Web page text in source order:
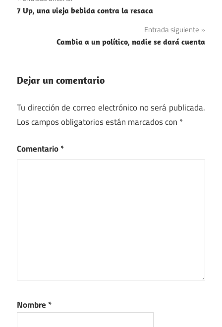
de
entradas
7 Up, una vieja bebida contra la resaca
Entrada siguiente
Cambia a un político, nadie se dará cuenta
Dejar un comentario
Tu dirección de correo electrónico no será publicada.
Los campos obligatorios están marcados con *
Comentario*
Nombre *